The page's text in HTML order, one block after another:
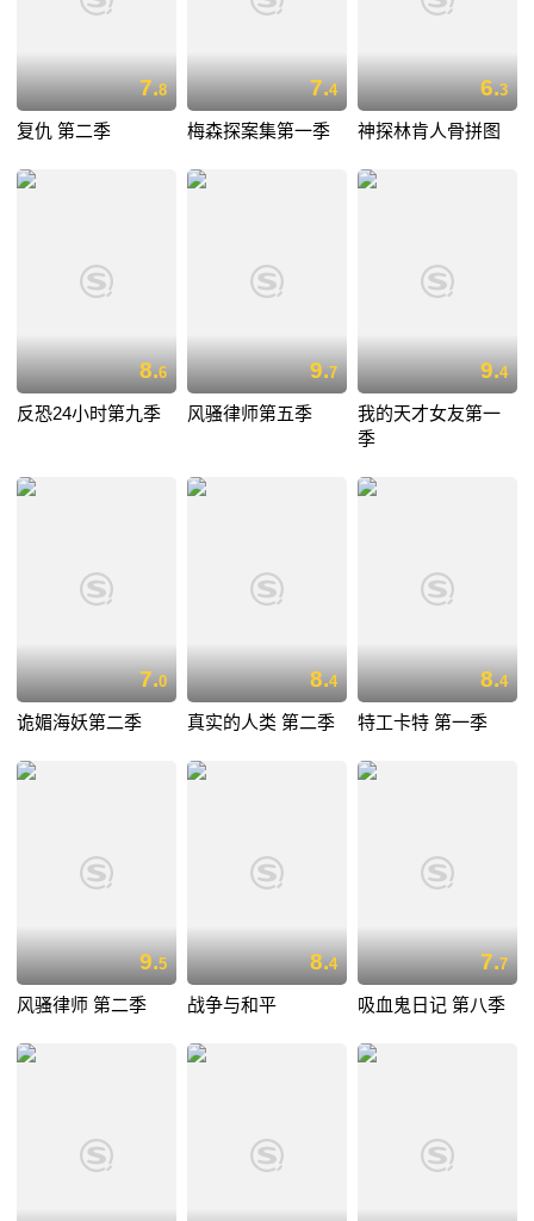
7.8
复仇 第二季
7.4
梅森探案集第一季
6.3
神探林肯人骨拼图
8.6
反恐24小时第九季
9.7
风骚律师第五季
9.4
我的天才女友第一
季
7.0
诡媚海妖第二季
8.4
真实的人类 第二季
8.4
特工卡特 第一季
9.5
风骚律师 第二季
8.4
战争与和平
7.7
吸血鬼日记 第八季